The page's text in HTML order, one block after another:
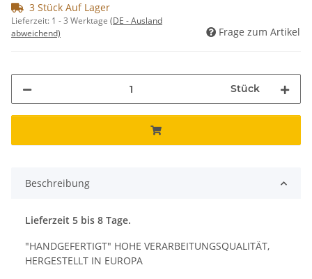
3 Stück Auf Lager
Lieferzeit: 1 - 3 Werktage (DE - Ausland
abweichend)
Frage zum Artikel
Stück
Beschreibung
Lieferzeit 5 bis 8 Tage.
"HANDGEFERTIGT" HOHE VERARBEITUNGSQUALITÄT,
HERGESTELLT IN EUROPA